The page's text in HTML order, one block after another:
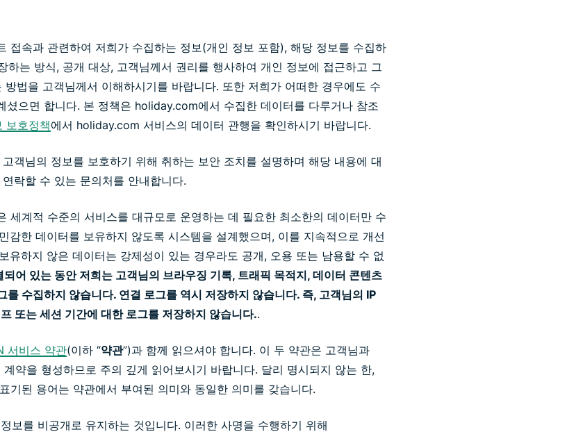
접속과 관련하여 저희가 수집하는 정보(개인 정보 포함), 해당 정보를 수집하
하는 방식, 공개 대상, 고객님께서 권리를 행사하여 개인 정보에 접근하고 그
법을 고객님께서 이해하시기를 바랍니다. 또한 저희가 어떠한 경우에도 수
셨으면 합니다. 본 정책은 holiday.com에서 수집한 데이터를 다루거나 참조
보호정책에서 holiday.com 서비스의 데이터 관행을 확인하시기 바랍니다.
객님의 정보를 보호하기 위해 취하는 보안 조치를 설명하며 해당 내용에 대
락할 수 있는 문의처를 안내합니다.
세계적 수준의 서비스를 대규모로 운영하는 데 필요한 최소한의 데이터만 수
감한 데이터를 보유하지 않도록 시스템을 설계했으며, 이를 지속적으로 개선
유하지 않은 데이터는 강제성이 있는 경우라도 공개, 오용 또는 남용할 수 없
어 있는 동안 저희는 고객님의 브라우징 기록, 트래픽 목적지, 데이터 콘텐츠
를 수집하지 않습니다. 연결 로그를 역시 저장하지 않습니다. 즉, 고객님의 IP
또는 세션 기간에 대한 로그를 저장하지 않습니다..
서비스 약관(이하 “약관”)과 함께 읽으셔야 합니다. 이 두 약관은 고객님과
약을 형성하므로 주의 깊게 읽어보시기 바랍니다. 달리 명시되지 않는 한,
기된 용어는 약관에서 부여된 의미와 동일한 의미를 갖습니다.
보를 비공개로 유지하는 것입니다. 이러한 사명을 수행하기 위해